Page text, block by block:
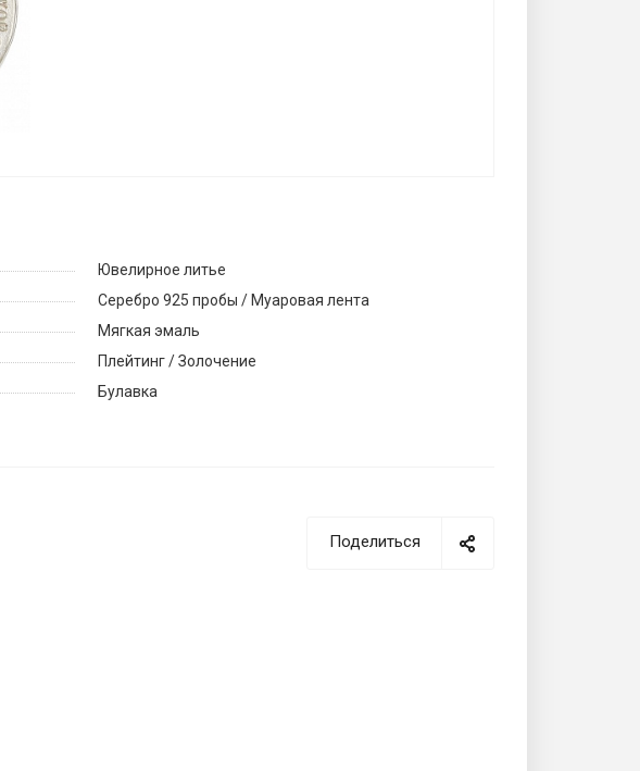
Ювелирное литье
Серебро 925 пробы / Муаровая лента
Мягкая эмаль
Плейтинг / Золочение
Булавка
Поделиться